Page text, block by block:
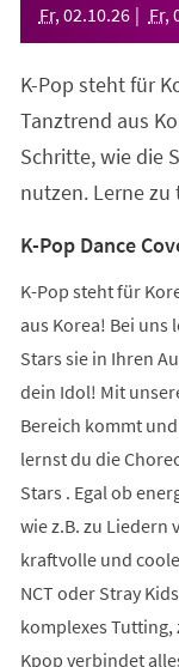
Fr, 02.10.26 Fr,
K-Pop steht für
Tanztrend aus
Schritte, wie die
nutzen. Lerne
K-Pop Dance
K-Pop steht für
aus Korea! Bei uns
Stars sie in Ihren
dein Idol! Mit
Bereich kommt
lernst du die
Stars . Egal ob
wie z.B. zu Liedern
kraftvolle und
NCT oder Stray
komplexes Tutting,
Kpop verbindet